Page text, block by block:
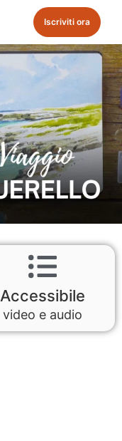
Iscriviti ora
Accessibile
video e audio